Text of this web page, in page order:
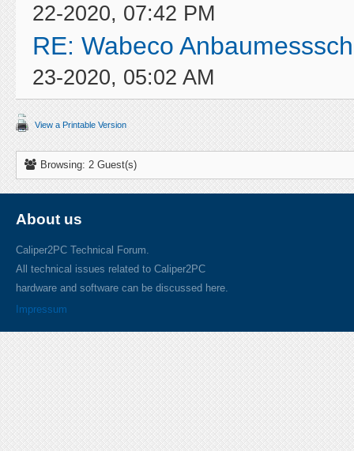
22-2020, 07:42 PM
RE: Wabeco
23-2020, 05:02 AM
View a Printable Version
Browsing: 2 Guest(s)
About us
Caliper2PC Technical Forum.
All technical issues related to Caliper2PC
hardware and software can be discussed here.
Impressum